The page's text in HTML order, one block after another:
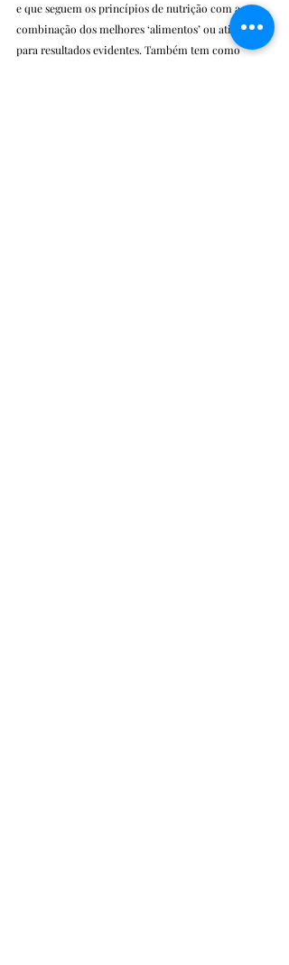
e que seguem os princípios de nutrição com a
combinação dos melhores ‘alimentos’ ou ativos
para resultados evidentes. Também tem como